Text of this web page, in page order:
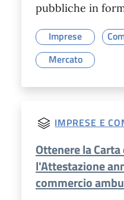
pubbliche in
Imprese
Mercato
IMPRESE E
Ottenere la
l'Attestazione
commercio